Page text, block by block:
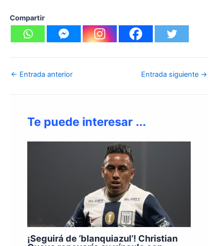
Compartir
← Entrada anterior Entrada siguiente →
Te puede interesar ...
¡Seguirá de ‘blanquiazul’! Christian